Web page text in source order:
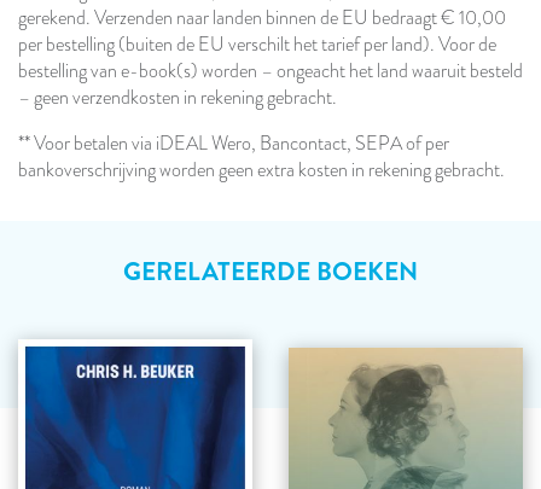
gerekend. Verzenden naar landen binnen de EU bedraagt € 10,00
per bestelling (buiten de EU verschilt het tarief per land). Voor de
bestelling van e-book(s) worden – ongeacht het land waaruit besteld
– geen verzendkosten in rekening gebracht.
** Voor betalen via iDEAL Wero, Bancontact, SEPA of per
bankoverschrijving worden geen extra kosten in rekening gebracht.
GERELATEERDE BOEKEN